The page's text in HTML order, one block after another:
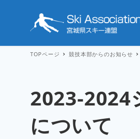
TOPページ 競技本部からのお知らせ
2023-2024
について